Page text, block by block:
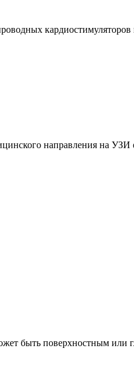
кардиостимуляторов
направления на УЗИ
быть поверхностным или